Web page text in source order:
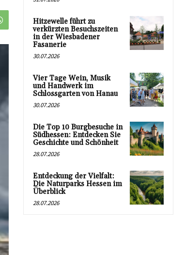
Hitzewelle führt zu
verkürzten Besuchszeiten
in der Wiesbadener
Fasanerie
30.07.2026
Vier Tage Wein, Musik
und Handwerk im
Schlossgarten von Hanau
30.07.2026
Die Top 10 Burgbesuche in
Südhessen: Entdecken Sie
Geschichte und Schönheit
28.07.2026
Entdeckung der Vielfalt:
Die Naturparks Hessen im
Überblick
28.07.2026